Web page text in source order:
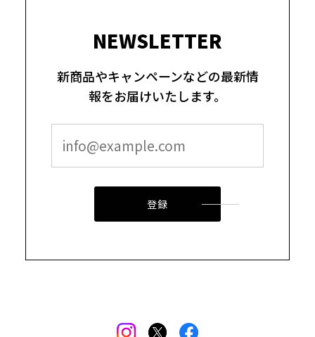
NEWSLETTER
新商品やキャンペーンなどの最新情
報をお届けいたします。
登録